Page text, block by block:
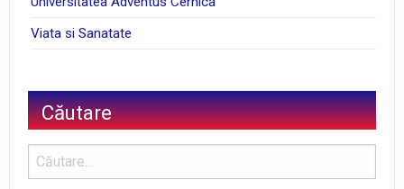
Viata si Sanatate
Căutare